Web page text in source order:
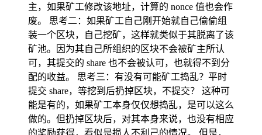
主，如果矿工修改该地址，计算的 nonce 值也会作
废。 思考二：如果矿工自己刚开始就自己偷偷组
装一个区块，自己挖矿，这样就类似于其脱离了该
矿池。因为其自己所组织的区块不会被矿主所认
可，其提交的 share 也不会被认可，也就得不到分
配的收益。 思考三：有没有可能矿工捣乱？平时
提交 share，等挖到后扔掉区块，不提交？ 这种可
能是有的，如果矿工本身仅仅想捣乱，是可以这么
做的。但扔掉区块后，对其本身来说，也没有相应
的奖励获得，看似是损人不利己的情况。 但是，